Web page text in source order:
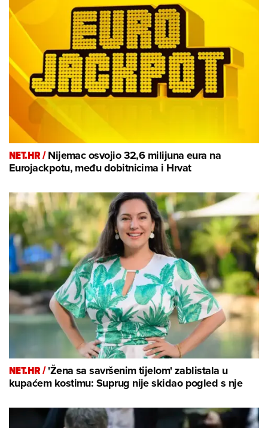
NET.HR /Nijemac osvojio 32,6 milijuna eura na
Eurojackpotu, među dobitnicima i Hrvat
NET.HR /'Žena sa savršenim tijelom' zablistala u
kupaćem kostimu: Suprug nije skidao pogled s nje